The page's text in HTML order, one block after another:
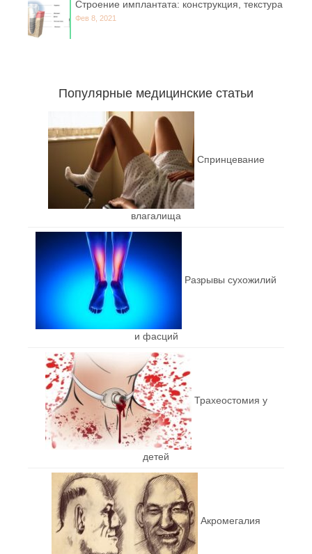
Строение имплантата: конструкция, текстура
Фев 8, 2021
Популярные медицинские статьи
Спринцевание
влагалища
Разрывы сухожилий
и фасций
Трахеостомия у
детей
Акромегалия